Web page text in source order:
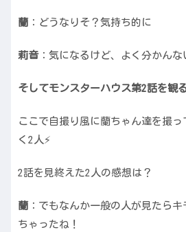
蘭 ：どうなりそ？気持ち的に
莉音：気になるけど、よく分かんな
そしてモンスターハウス第2話を観
ここで自撮り風に蘭ちゃん達を撮
く2人⚡️
2話を見終えた2人の感想は？
蘭 ：でもなんか一般の人が見たら
ちゃったね！